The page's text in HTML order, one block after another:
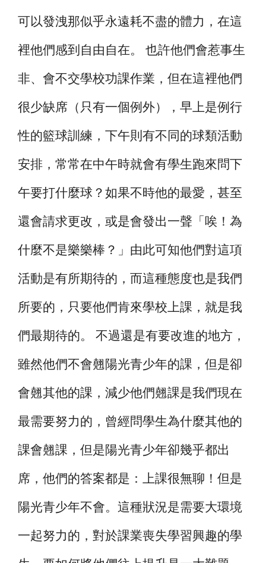
可以發洩那似乎永遠耗不盡的體力，在這
裡他們感到自由自在。 也許他們會惹事生
非、會不交學校功課作業，但在這裡他們
很少缺席（只有一個例外），早上是例行
性的籃球訓練，下午則有不同的球類活動
安排，常常在中午時就會有學生跑來問下
午要打什麼球？如果不時他的最愛，甚至
還會請求更改，或是會發出一聲「唉！為
什麼不是樂樂棒？」由此可知他們對這項
活動是有所期待的，而這種態度也是我們
所要的，只要他們肯來學校上課，就是我
們最期待的。 不過還是有要改進的地方，
雖然他們不會翹陽光青少年的課，但是卻
會翹其他的課，減少他們翹課是我們現在
最需要努力的，曾經問學生為什麼其他的
課會翹課，但是陽光青少年卻幾乎都出
席，他們的答案都是：上課很無聊！但是
陽光青少年不會。這種狀況是需要大環境
一起努力的，對於課業喪失學習興趣的學